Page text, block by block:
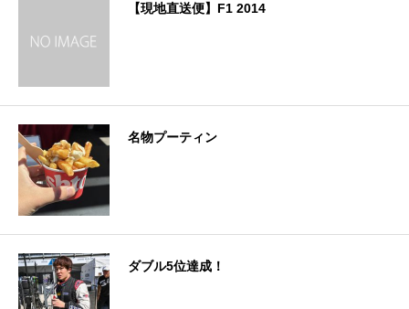
【現地直送便】F1 2014
名物プーティン
ダブル5位達成！